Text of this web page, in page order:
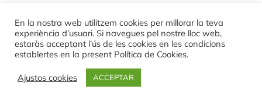
Avis legal|Política de privacitat|Política de cookies
2026 | REBOLL Serveis Ambientals - reboll.coop | by
Sonosmedia
En la nostra web utilitzem cookies per millorar la teva
experiència d’usuari. Si navegues pel nostre lloc web,
estaràs acceptant l’ús de les cookies en les condicions
establertes en la present Política de Cookies.
Ajustos cookies ACCEPTAR